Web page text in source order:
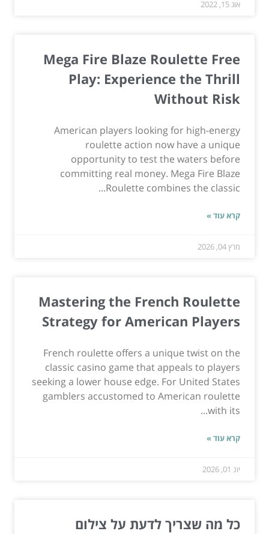
אוג 15, 2022
Mega Fire Blaze Roulette Free
Play: Experience the Thrill
Without Risk
American players looking for high-energy
roulette action now have a unique
opportunity to test the waters before
committing real money. Mega Fire Blaze
Roulette combines the classic...
קרא עוד »
מרץ 04, 2026
Mastering the French Roulette
Strategy for American Players
French roulette offers a unique twist on the
classic casino game that appeals to players
seeking a lower house edge. For United States
gamblers accustomed to American roulette
with its...
קרא עוד »
יונ 01, 2026
כל מה שצריך לדעת על צילום